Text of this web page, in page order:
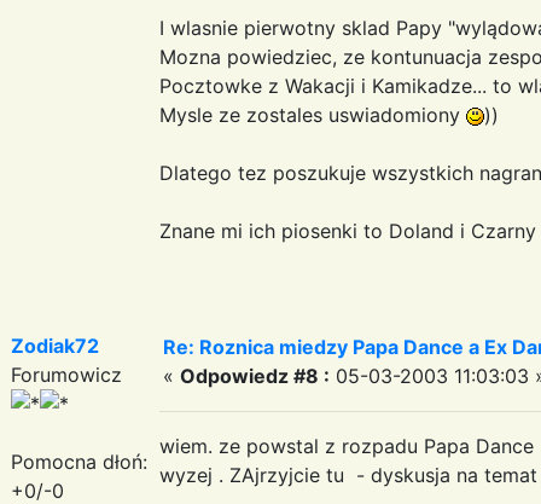
I wlasnie pierwotny sklad Papy
Mozna powiedziec, ze kontunuacja
Pocztowke z Wakacji i Kamikadze... to
Mysle ze zostales uswiadomiony
))
Dlatego tez poszukuje wszystkich
Znane mi ich piosenki to Doland i
Zodiak72
Forumowicz
Pomocna dłoń:
+0/-0
Re: Roznica miedzy Papa Dance a Ex
« Odpowiedz #8 : 05-03-2003 11:03:03
wiem. ze powstal z rozpadu Papa
wyzej . ZAjrzyjcie tu - dyskusja na temat